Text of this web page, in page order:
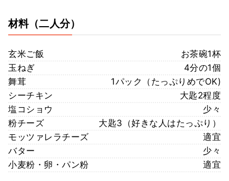
材料（二人分）
玄米ご飯
お茶碗1杯
玉ねぎ
4分の1個
舞茸
1パック（たっぷりめでOK)
シーチキン
大匙2程度
塩コショウ
少々
粉チーズ
大匙3（好きな人はたっぷり）
モッツァレラチーズ
適宜
バター
少々
小麦粉・卵・パン粉
適宜